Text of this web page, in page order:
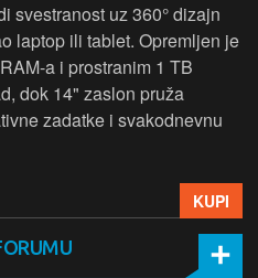
svestranost uz 360° dizajn
laptop ili tablet. Opremljen je
a i prostranim 1 TB
dok 14" zaslon pruža
zadatke i svakodnevnu
KUPI